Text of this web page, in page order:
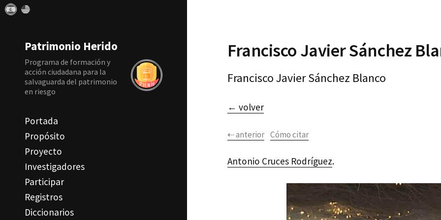
Patrimonio Herido
Programa de formación y
acción ciudadana para la
salvaguarda del patrimonio
en riesgo
Portada
Propósito
Proyecto
Investigadores
Participar
Registros
Diccionarios
Francisco Javier Sánchez
Francisco Javier Sánchez Blanco
← volver
⇠ anterior Cómo citar
Antonio Cruces Rodríguez.